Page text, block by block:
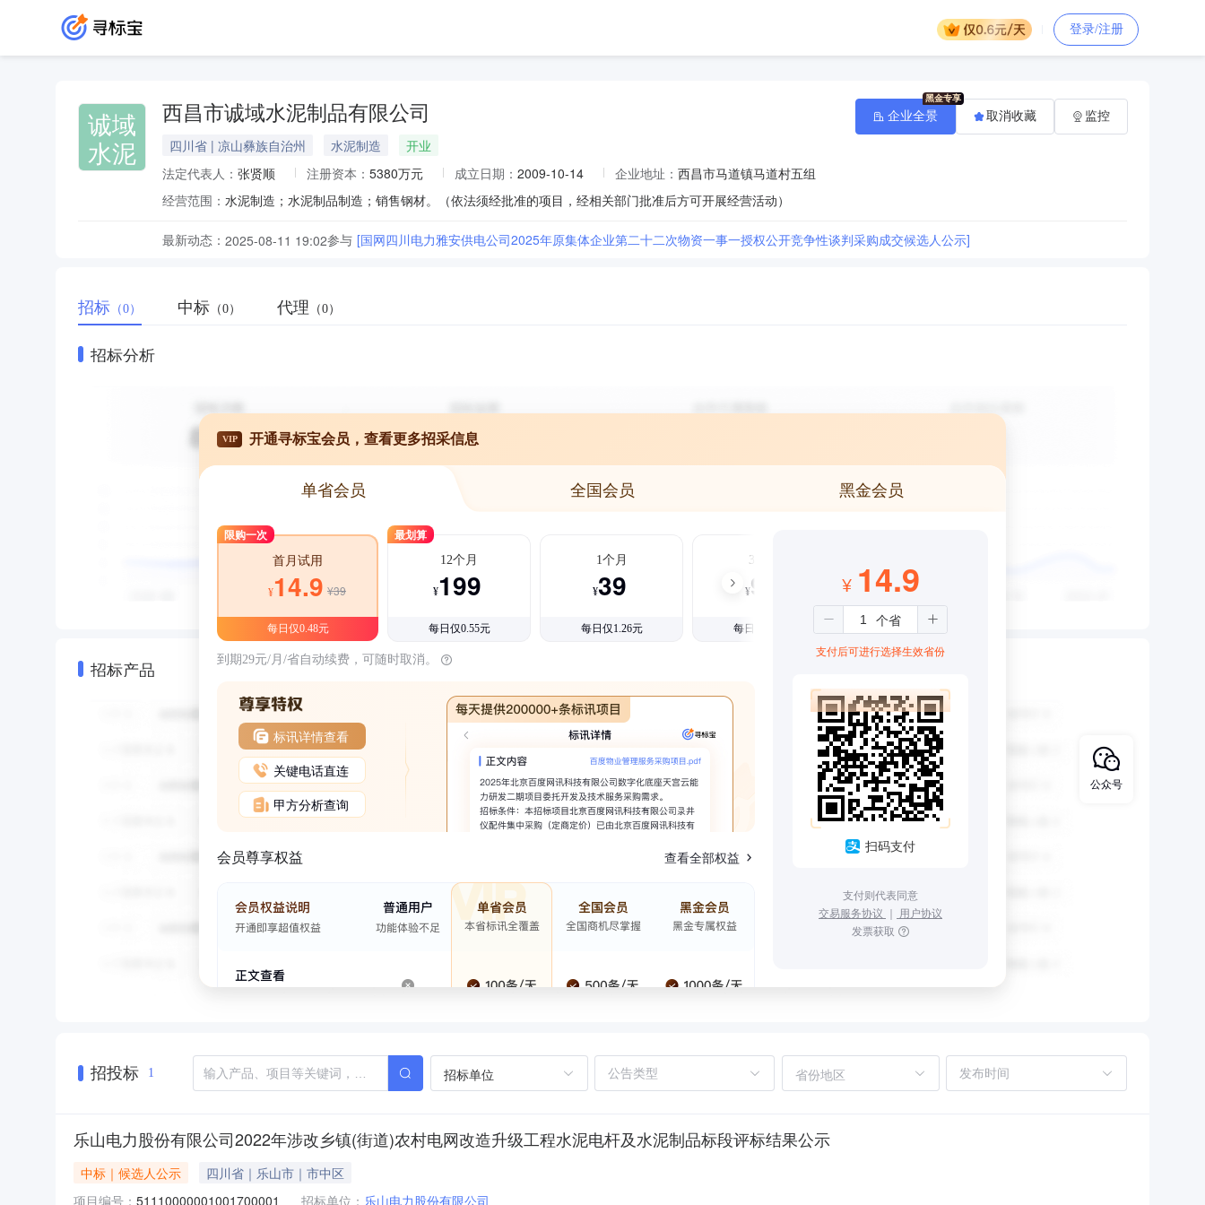
登录/注册
诚域
水泥
西昌市诚域水泥制品有限公司
四川省 | 凉山彝族自治州 水泥制造
开业
法定代表人： 张贤顺 注册资本： 5380万元 成立日期： 2009-10-14 企业地址： 西昌市马道镇马道村五组
经营范围： 水泥制造；水泥制品制造；销售钢材。（依法须经批准的项目，经相关部门批准后方可开展经营活动）
最新动态： 2025-08-11 19:02参与 [国网四川电力雅安供电公司2025年原集体企业第二十二次物资一事一授权公开竞争性谈判采购成交候选人公示]
企业全景 取消收藏 监控
招标 （0） 中标 （0） 代理 （0）
招标分析
招标产品
VIP 开通寻标宝会员，查看更多招采信息
单省会员 全国会员 黑金会员
限购一次
首月试用
¥14.9 ¥39
每日仅0.48元
最划算
12个月
¥199
每日仅0.55元
1个月
¥39
每日仅1.26元
3个月
¥99
每日仅1.08元
到期29元/月/省自动续费，可随时取消。
标讯详情查看
关键电话直连
甲方分析查询
会员尊享权益 查看全部权益
¥ 14.9
支付后可进行选择生效省份
扫码支付
支付则代表同意
交易服务协议 ｜ 用户协议
发票获取
招投标 1 招标单位 省份地区
乐山电力股份有限公司2022年涉改乡镇(街道)农村电网改造升级工程水泥电杆及水泥制品标段评标结果公示
中标｜候选人公示
四川省｜乐山市｜市中区
项目编号： 51110000001001700001 招标单位： 乐山电力股份有限公司
公众号